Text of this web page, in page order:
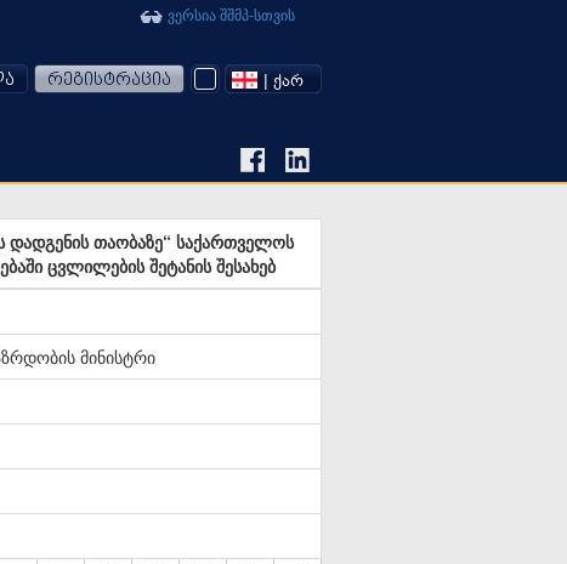
ვერსია შშმპ-სთვის
რეგისტრაცია | ᲥᲐᲠ
დადგენის თაობაზე“ საქართველოს
ცვლილების შეტანის შესახებ
მინისტრი